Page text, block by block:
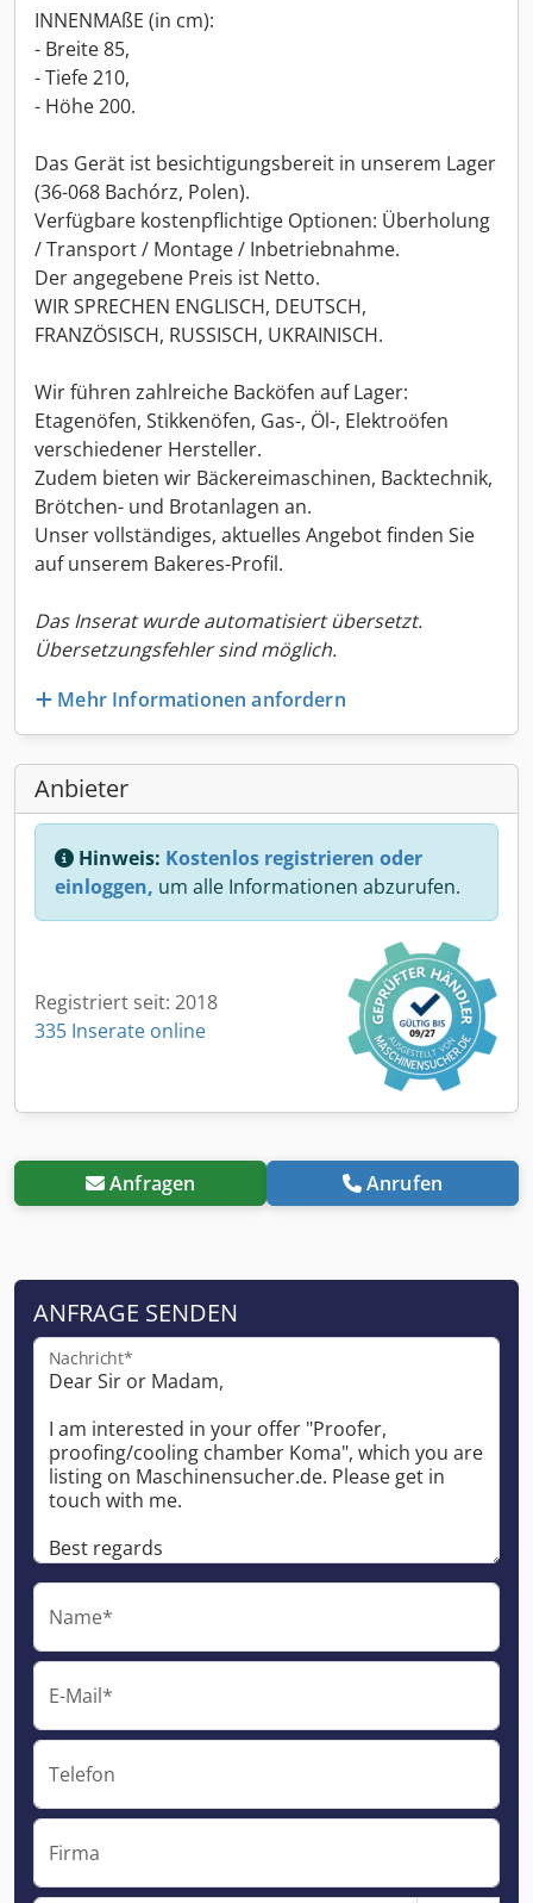
INNENMAßE (in cm):
- Breite 85,
- Tiefe 210,
- Höhe 200.
Das Gerät ist besichtigungsbereit in unserem Lager
(36-068 Bachórz, Polen).
Verfügbare kostenpflichtige Optionen: Überholung
/ Transport / Montage / Inbetriebnahme.
Der angegebene Preis ist Netto.
WIR SPRECHEN ENGLISCH, DEUTSCH,
FRANZÖSISCH, RUSSISCH, UKRAINISCH.
Wir führen zahlreiche Backöfen auf Lager:
Etagenöfen, Stikkenöfen, Gas-, Öl-, Elektroöfen
verschiedener Hersteller.
Zudem bieten wir Bäckereimaschinen, Backtechnik,
Brötchen- und Brotanlagen an.
Unser vollständiges, aktuelles Angebot finden Sie
auf unserem Bakeres-Profil.
Das Inserat wurde automatisiert übersetzt.
Übersetzungsfehler sind möglich.
Mehr Informationen anfordern
Anbieter
Hinweis: Kostenlos registrieren oder
einloggen, um alle Informationen abzurufen.
Registriert seit: 2018
335 Inserate online
Anfragen Anrufen
ANFRAGE SENDEN
Nachricht*
Name*
E-Mail*
Telefon
Firma